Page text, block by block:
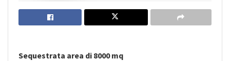
Sequestrata area di 8000 mq